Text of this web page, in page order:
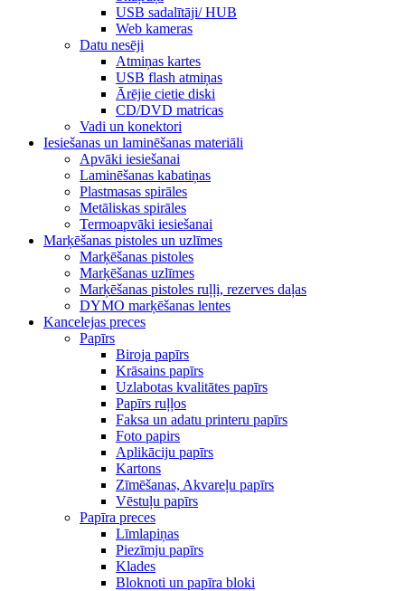
USB sadalītāji/ HUB
Web kameras
Datu nesēji
Atmiņas kartes
USB flash atmiņas
Ārējie cietie diski
CD/DVD matricas
Vadi un konektori
Iesiešanas un laminēšanas materiāli
Apvāki iesiešanai
Laminēšanas kabatiņas
Plastmasas spirāles
Metāliskas spirāles
Termoapvāki iesiešanai
Marķēšanas pistoles un uzlīmes
Marķēšanas pistoles
Marķēšanas uzlīmes
Marķēšanas pistoles ruļļi, rezerves daļas
DYMO marķēšanas lentes
Kancelejas preces
Papīrs
Biroja papīrs
Krāsains papīrs
Uzlabotas kvalitātes papīrs
Papīrs ruļļos
Faksa un adatu printeru papīrs
Foto papirs
Aplikāciju papīrs
Kartons
Zīmēšanas, Akvareļu papīrs
Vēstuļu papīrs
Papīra preces
Līmlapiņas
Piezīmju papīrs
Klades
Bloknoti un papīra bloki